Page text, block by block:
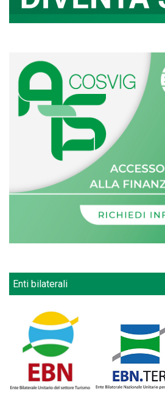
Enti bilaterali